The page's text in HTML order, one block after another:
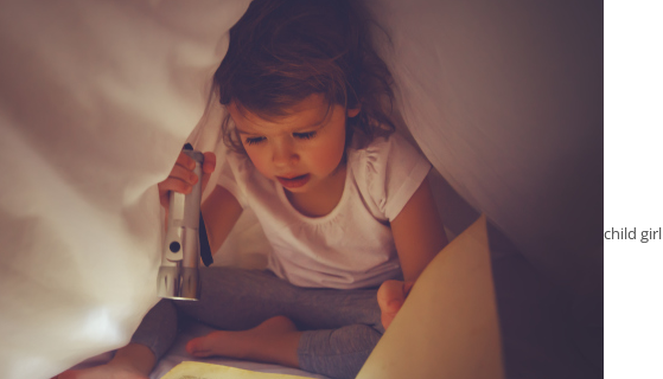
child girl